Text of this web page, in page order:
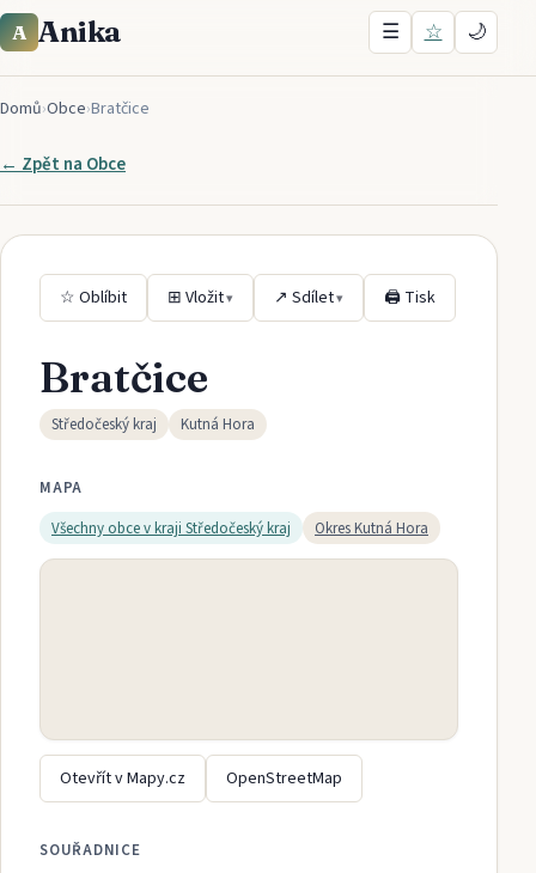
A Anika ☰ ☆ 🌙
Domů›Obce›Bratčice
← Zpět na Obce
☆ Oblíbit ⊞ Vložit▾ ↗ Sdílet▾ 🖨 Tisk
Bratčice
Středočeský kraj Kutná Hora
MAPA
Všechny obce v kraji Středočeský kraj OkresKutná Hora
Otevřít v Mapy.cz OpenStreetMap
SOUŘADNICE